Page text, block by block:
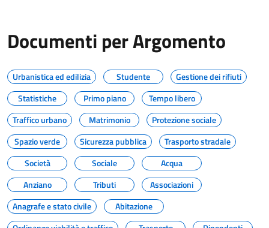
Documenti per Argomento
Urbanistica ed edilizia Studente
Gestione dei rifiuti
Statistiche
Primo piano
Tempo libero
Traffico urbano
Matrimonio
Protezione sociale
Spazio verde
Sicurezza pubblica
Trasporto stradale
Società
Sociale
Acqua
Anziano
Tributi
Associazioni
Anagrafe e stato civile
Abitazione